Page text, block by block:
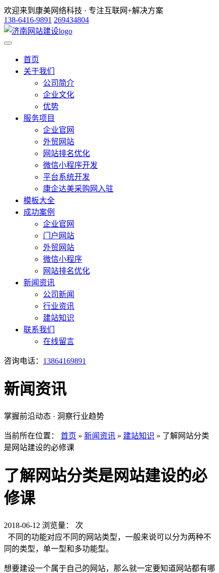
欢迎来到康美网络科技 · 专注互联网+解决方案
138-6416-9891 269434804
首页
关于我们
公司简介
企业文化
优势
服务项目
企业官网
外贸网站
网站排名优化
微信小程序开发
平台系统开发
康企达美采购网入驻
模板大全
成功案例
企业官网
门户网站
外贸网站
微信小程序
网站排名优化
新闻资讯
公司新闻
行业资讯
建站知识
联系我们
在线留言
咨询电话： 13864169891
新闻资讯
掌握前沿动态 · 洞察行业趋势
当前所在位置： 首页 » 新闻资讯 » 建站知识 » 了解网站分类
是网站建设的必修课
了解网站分类是网站建设的必
修课
2018-06-12 浏览量：
次
不同的功能对应不同的网站类型，一般来说可以分为两种不
同的类型，单一型和多功能型。
想要建设一个属于自己的网站，那么就一定要知道网站都有哪